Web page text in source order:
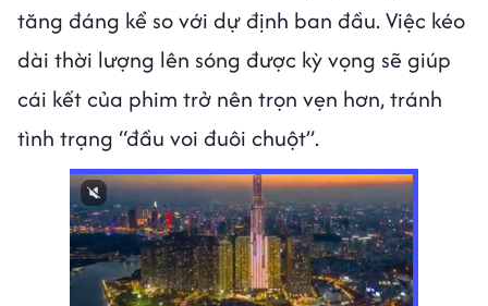
tăng đáng kể so với dự định ban đầu. Việc kéo
dài thời lượng lên sóng được kỳ vọng sẽ giúp
cái kết của phim trở nên trọn vẹn hơn, tránh
tình trạng “đầu voi đuôi chuột”.